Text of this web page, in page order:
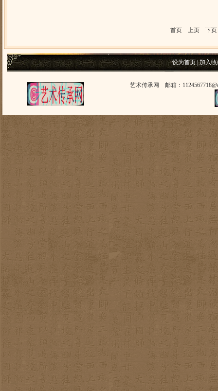
首页 上页 下
设为首页 加入
艺术传承网 邮箱：